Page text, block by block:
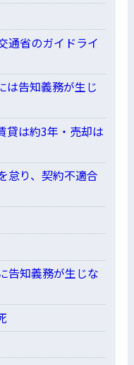
通省のガイドライ
は告知義務が生じ
貸は約3年・売却は
怠り、契約不適合
告知義務が生じな